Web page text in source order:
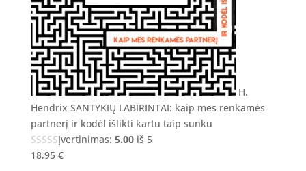
H.
Hendrix SANTYKIŲ LABIRINTAI: kaip mes renkamės
partnerį ir kodėl išlikti kartu taip sunku
Įvertinimas: 5.00iš 5
18,95 €